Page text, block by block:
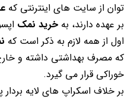
توان از سایت های اینترنتی که
بر عهده دارند، بهخرید نمک
اول از همه لازم به ذکر است که
که مصرف بهداشتی داشته و
خوراکی قرار می گیرد.
بر خلاف اسکراپ های لایه